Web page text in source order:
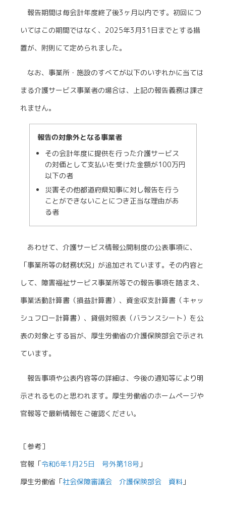
報告期間は毎会計年度終了後3ヶ月以内です。初回につ
いてはこの期間ではなく、2025年3月31日までとする措
置が、附則にて定められました。
なお、事業所・施設のすべてが以下のいずれかに当ては
まる介護サービス事業者の場合は、上記の報告義務は課さ
れません。
報告の対象外となる事業者
その会計年度に提供を行った介護サービス
の対価として支払いを受けた金額が100万円
以下の者
災害その他都道府県知事に対し報告を行う
ことができないことにつき正当な理由があ
る者
あわせて、介護サービス情報公開制度の公表事項に、
「事業所等の財務状況」が追加されています。その内容と
して、障害福祉サービス事業所等での報告事項を踏まえ、
事業活動計算書（損益計算書）、資金収支計算書（キャッ
シュフロー計算書）、貸借対照表（バランスシート）を公
表の対象とする旨が、厚生労働省の介護保険部会で示され
ています。
報告事項や公表内容等の詳細は、今後の通知等により明
示されるものと思われます。厚生労働省のホームページや
官報等で最新情報をご確認ください。
［参考］
官報「令和6年1月25日 号外第18号 」
厚生労働省「社会保障審議会 介護保険部会 資料 」